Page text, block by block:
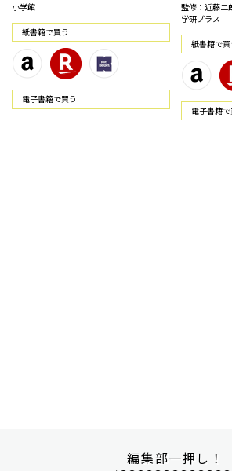
小学館
紙書籍で買う
電⼦書籍で買う
監修：近藤二
学研プラス
紙書籍で買
電⼦書籍で
編集部一押し！